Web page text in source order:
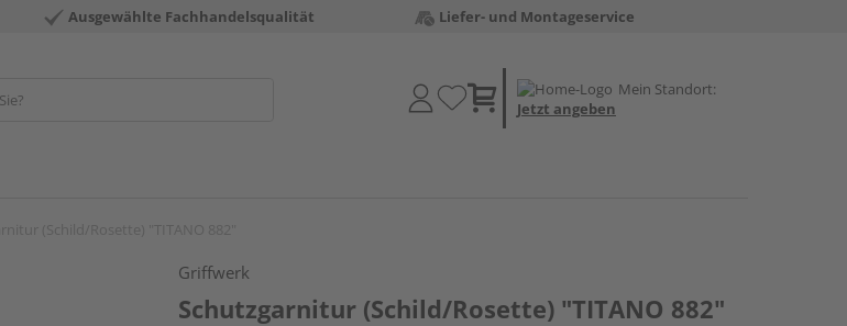
Ausgewählte Fachhandelsqualität Liefer- und Montageservice
Mein Standort:
Jetzt angeben
Griffwerk
Schutzgarnitur (Schild/Rosette) "TITANO 882"